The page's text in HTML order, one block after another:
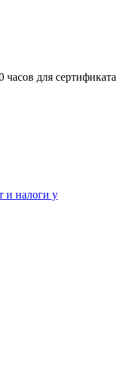
часов для сертификата
и налоги у